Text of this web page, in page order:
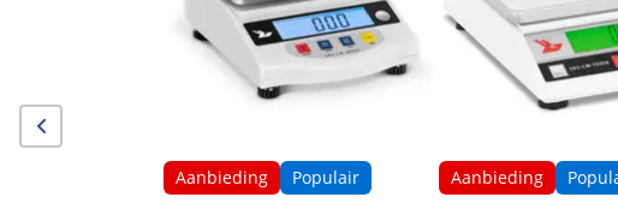
Aanbieding Populair Aanbieding